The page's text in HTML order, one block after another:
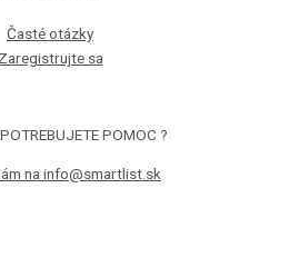
Časté otázky
Zaregistrujte sa
POMOC ?
na info@smartlist.sk